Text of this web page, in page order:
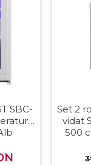
SBC-
Set 2
vidat
500